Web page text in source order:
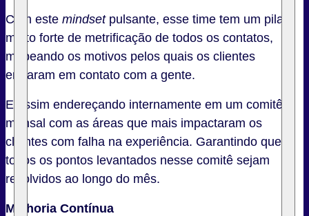
Com este mindsetpulsante, esse time tem um pilar
muito forte de metrificação de todos os contatos,
mapeando os motivos pelos quais os clientes
entraram em contato com a gente.
E assim endereçando internamente em um comitê
mensal com as áreas que mais impactaram os
clientes com falha na experiência. Garantindo que
todos os pontos levantados nesse comitê sejam
resolvidos ao longo do mês.
Melhoria Contínua